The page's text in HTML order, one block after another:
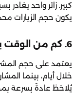
كبير. زائر واحد
يكون حجم الزيارات
6. كم من الوقت يستغرق تحسين تجربة المستخدم؟
يعتمد على حجم
خلال أيام، بينما
يُلاحَظ عادةً بسرعة